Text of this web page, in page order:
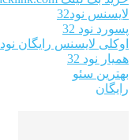
لایسنس نود32
پسورد نود 32
اوکلی لایسنس رایگان نود 32
همیار نود 32
بهترین سئو
رایگان